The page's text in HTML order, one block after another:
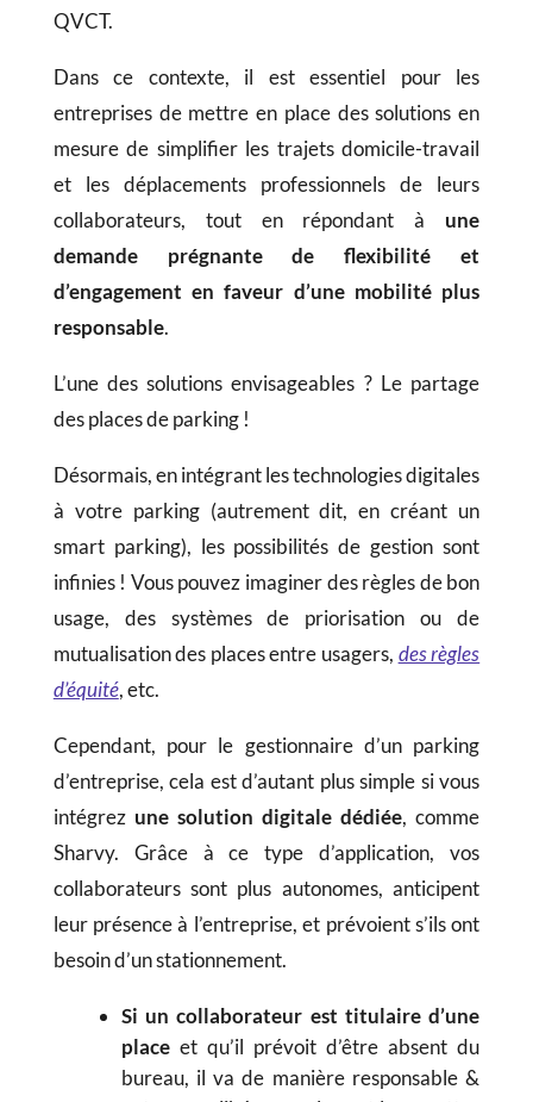
QVCT.
Dans ce contexte, il est essentiel pour les
entreprises de mettre en place des solutions en
mesure de simplifier les trajets domicile-travail
et les déplacements professionnels de leurs
collaborateurs, tout en répondant à une
demande prégnante de flexibilité et
d’engagement en faveur d’une mobilité plus
responsable.
L’une des solutions envisageables ? Le partage
des places de parking !
Désormais, en intégrant les technologies digitales
à votre parking (autrement dit, en créant un
smart parking), les possibilités de gestion sont
infinies ! Vous pouvez imaginer des règles de bon
usage, des systèmes de priorisation ou de
mutualisation des places entre usagers, des règles
d’équité, etc.
Cependant, pour le gestionnaire d’un parking
d’entreprise, cela est d’autant plus simple si vous
intégrez une solution digitale dédiée, comme
Sharvy. Grâce à ce type d’application, vos
collaborateurs sont plus autonomes, anticipent
leur présence à l’entreprise, et prévoient s’ils ont
besoin d’un stationnement.
Si un collaborateur est titulaire d’une
placeet qu’il prévoit d’être absent du
bureau, il va de manière responsable &